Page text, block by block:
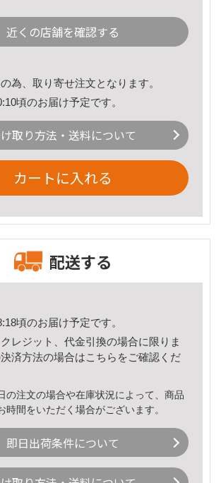
近くの店舗を確認する
為、取り寄せ注文となります。
頃のお届け予定です。
取り方法・送料について
カートに入れる
配送する
頃のお届け予定です。
レジット、代金引換の場合に限りま
済方法の場合はこちら をご確認くだ
の注文の場合や在庫状況によって、商品
時間をいただく場合がございます。
即日出荷条件について